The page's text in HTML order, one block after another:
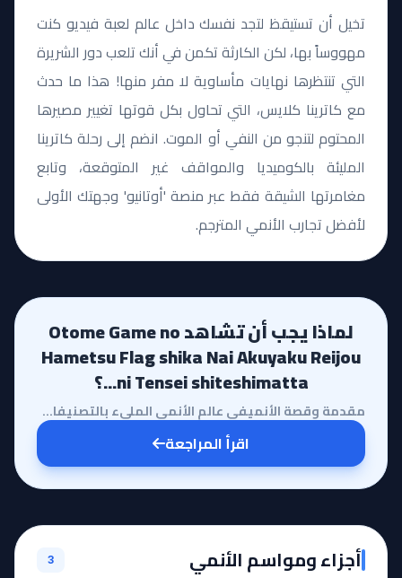
تخيل أن تستيقظ لتجد نفسك داخل عالم لعبة فيديو كنت
مهووساً بها، لكن الكارثة تكمن في أنك تلعب دور الشريرة
التي تنتظرها نهايات مأساوية لا مفر منها! هذا ما حدث
مع كاترينا كلايس، التي تحاول بكل قوتها تغيير مصيرها
المحتوم لتنجو من النفي أو الموت. انضم إلى رحلة كاترينا
المليئة بالكوميديا والمواقف غير المتوقعة، وتابع
مغامرتها الشيقة فقط عبر منصة 'أوتانيو' وجهتك الأولى
لأفضل تجارب الأنمي المترجم.
لماذا يجب أن تشاهد Otome Game no
Hametsu Flag shika Nai Akuyaku Reijou
ni Tensei shiteshimatta...؟
مقدمة وقصة الأنميفي عالم الأنمي المليء بالتصنيفات التقليدية، يبرز عمل Otome Game no Hametsu Flag shi...
اقرأ المراجعة
أجزاء ومواسم الأنمي 3